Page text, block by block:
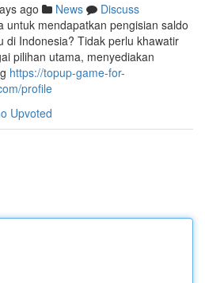
ago News
Discuss
untuk mendapatkan pengisian saldo
di Indonesia? Tidak perlu khawatir
pilihan utama, menyediakan
https://topup-game-for-
profile
Upvoted